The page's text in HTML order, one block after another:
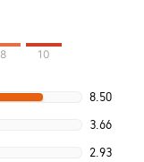
8 10
8.50
3.66
2.93